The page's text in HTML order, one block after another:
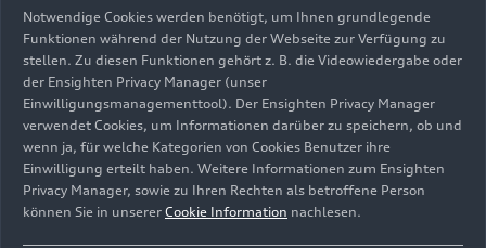
Der spätere Rekordwagen „Auto Union Lucca“ in der
Werkstatt der Rennsportabteilung in Zwickau.
Bild-Nr: A260927 · Copyright: AUDI AG
Rechte: Verwendung für Pressezwecke honorarfrei
Notwendige Cookies werden benötigt, um Ihnen grundlegende
Funktionen während der Nutzung der Webseite zur Verfügung zu
stellen. Zu diesen Funktionen gehört z. B. die Videowiedergabe oder
der Ensighten Privacy Manager (unser
Einwilligungsmanagementtool). Der Ensighten Privacy Manager
verwendet Cookies, um Informationen darüber zu speichern, ob und
wenn ja, für welche Kategorien von Cookies Benutzer ihre
Einwilligung erteilt haben. Weitere Informationen zum Ensighten
Privacy Manager, sowie zu Ihren Rechten als betroffene Person
können Sie in unserer Cookie Information nachlesen.